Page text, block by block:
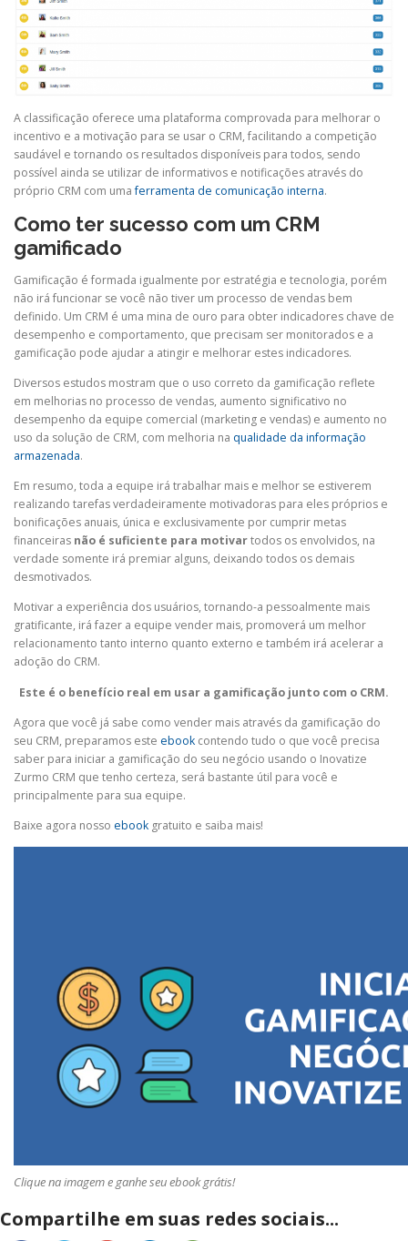
A classificação oferece uma plataforma comprovada para melhorar o
incentivo e a motivação para se usar o CRM, facilitando a competição
saudável e tornando os resultados disponíveis para todos, sendo
possível ainda se utilizar de informativos e notificações através do
próprio CRM com umaferramenta de comunicação interna.
Como ter sucesso com um CRM
gamificado
Gamificação é formada igualmente por estratégia e tecnologia, porém
não irá funcionar se você não tiver um processo de vendas bem
definido. Um CRM é uma mina de ouro para obter indicadores chave de
desempenho e comportamento, que precisam ser monitorados e a
gamificação pode ajudar a atingir e melhorar estes indicadores.
Diversos estudos mostram que o uso correto da gamificação reflete
em melhorias no processo de vendas, aumento significativo no
desempenho da equipe comercial (marketing e vendas) e aumento no
uso da solução de CRM, com melhoria na qualidade da informação
armazenada.
Em resumo, toda a equipe irá trabalhar mais e melhor se estiverem
realizando tarefas verdadeiramente motivadoras para eles próprios e
bonificações anuais, única e exclusivamente por cumprir metas
financeiras não é suficiente para motivartodos os envolvidos, na
verdade somente irá premiar alguns, deixando todos os demais
desmotivados.
Motivar a experiência dos usuários, tornando-a pessoalmente mais
gratificante, irá fazer a equipe vender mais, promoverá um melhor
relacionamento tanto interno quanto externo e também irá acelerar a
adoção do CRM.
Este é o benefício real em usar a gamificação junto com o CRM.
Agora que você já sabe como vender mais através da gamificação do
seu CRM, preparamos este ebook contendo tudo o que você precisa
saber para iniciar a gamificação do seu negócio usando o Inovatize
Zurmo CRM que tenho certeza, será bastante útil para você e
principalmente para sua equipe.
Baixe agora nosso ebook gratuito e saiba mais!
Clique na imagem e ganhe seu ebook grátis!
Compartilhe em suas redes sociais...